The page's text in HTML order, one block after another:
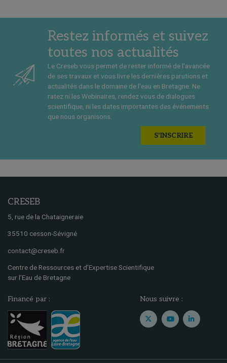
Restez informés et suivez
toutes nos actualités
Le Creseb vous permet de rester informé de l'avancée
de ses travaux et vous livre les dernières parutions et
actualités dans le domaine de l'eau en Bretagne. Ne
ratez ni les Webinaires, rendez vous de dialogues
scientifique, ni les dates importantes des événements
que nous organisons.
S'INSCRIRE
CRESEB
5, rue de la Chataigneraie
35510 cesson-Sévigné
contact@creseb.fr
Centre de Ressources et d’Expertise Scientifique
sur l’Eau de Bretagne
Financé par : Nous suivre :